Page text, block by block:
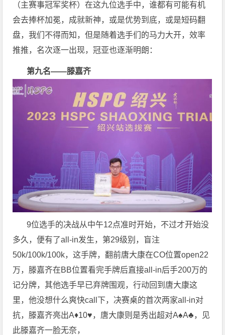
（主赛事冠军奖杯）在这九位选手中，谁都有可能有机
会去捧杯加冕，成就新神，或是优势到底，或是短码翻
盘，我们不得而知，但是随着选手们的马力大开，效率
推推，名次逐一出现，冠亚也逐渐明朗：
第九名——滕嘉齐
9位选手的决战从中午12点准时开始，不过才开始没
多久，便有了all-in发生，第29级别，盲注
50k/100k/100k，这手牌，翻前唐大康在CO位置open22
万，滕嘉齐在BB位置看完手牌后直接all-in后手200万的
记分牌，其他选手早已弃牌围观，行动回到唐大康这
里，他没想什么爽快call下，决赛桌的首次两家all-in对
抗，滕嘉齐亮出A♦️10♥️，唐大康则是秀出超对A♠️A♣️，见
此滕嘉齐一脸无奈，